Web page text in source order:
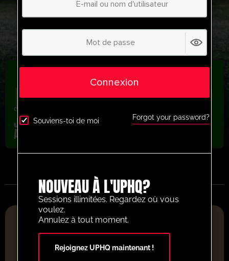
dernière séance
Joshua Smith Positional Possession
Activity
PLATEFORME DE RESSOURCES FOOTBALLISTIQUES DE
L'ANNÉE 2025
Connexion
Souviens-toi de moi Forgot your password?
NOUVEAU À L'UPHQ?
Sessions illimitées. Regardez où vous
voulez.
Annulez à tout moment.
Rejoignez UPHQ maintenant !